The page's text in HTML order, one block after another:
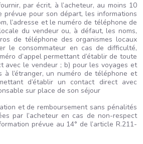
par écrit, à l’acheteur, au moins 10
prévue pour son départ, les informations
l’adresse et le numéro de téléphone de
du vendeur ou, à défaut, les noms,
de téléphone des organismes locaux
le consommateur en cas de difficulté,
d’appel permettant d’établir de toute
avec le vendeur ; b) pour les voyages et
à l’étranger, un numéro de téléphone et
d’établir un contact direct avec
sur place de son séjour
et de remboursement sans pénalités
par l’acheteur en cas de non-respect
prévue au 14° de l’article R.211-